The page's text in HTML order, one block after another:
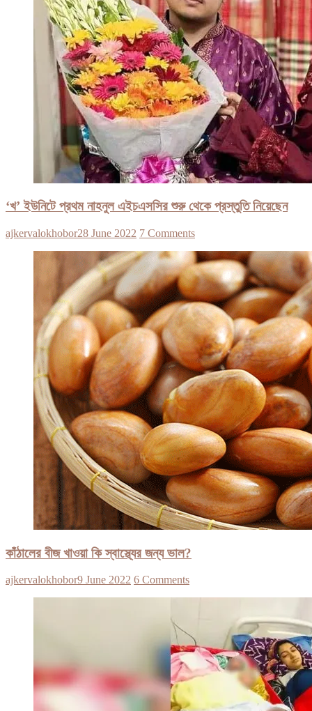
‘খ’ ইউনিটে প্রথম নাহনুল এইচএসসির শুরু থেকে প্রস্তুতি নিয়েছেন
ajkervalokhobor28 June 2022 7 Comments
কাঁঠালের বীজ খাওয়া কি স্বাস্থ্যের জন্য ভাল?
ajkervalokhobor9 June 2022 6 Comments